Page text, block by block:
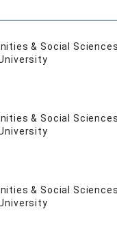
& Social
& Social
& Social